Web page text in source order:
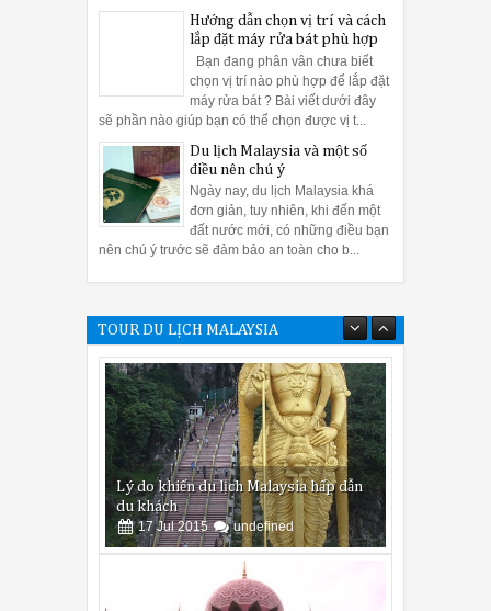
sắc hoa trên Cao nguyên đá Hà Giang
du lịch Sapa 3 ngày 2 đêm
Những kinh nghiệm không thể bỏ qua khi đi du lịch Sapa
để hòa mình vào núi đồi hùng vĩ, chiêm ngưỡng cảnh
ở núi đôi Quản Bạ - tuyệt tác được xếp đặt vô cùng tài tình của
Hướng dẫn chọn vị trí và cách
lắp đặt máy rửa bát phù hợp
Bạn đang phân vân chưa biết
chọn vị trí nào phù hợp để lắp đặt
máy rửa bát ? Bài viết dưới đây
sẽ phần nào giúp bạn có thể chọn được vị t...
Du lịch Malaysia và một số
điều nên chú ý
Ngày nay, du lịch Malaysia khá
đơn giản, tuy nhiên, khi đến một
đất nước mới, có những điều bạn
nên chú ý trước sẽ đảm bảo an toàn cho b...
TOUR DU LỊCH MALAYSIA
Lý do khiến du lịch Malaysia hấp dẫn
du khách
17 Jul 2015 undefined